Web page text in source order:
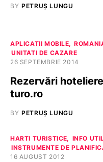
BY PETRUȘ LUNGU
APLICATII MOBILE
UNITATI DE CAZARE
26 SEPTEMBRIE 2014
Rezervări
turo.ro
BY PETRUȘ LUNGU
HARTI TURISTICE
INFO
INSTRUMENTE DE
16 AUGUST 2012